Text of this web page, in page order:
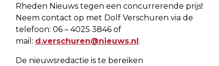
Rheden Nieuws tegen een concurrerende prijs!
Neem contact op met Dolf Verschuren via de
telefoon: 06 – 4025 3846 of
mail: d.verschuren@nieuws.nl.
De nieuwsredactie is te bereiken